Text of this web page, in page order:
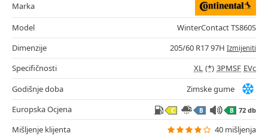
Marka
Model
WinterContact TS860S
Dimenzije
205/60 R17 97H Izmijeniti
Specifičnosti XL (*) 3PMSF EVc
Godišnje doba
Zimske gume
Europska Ocjena
C B B 72 db
Mišljenje klijenta
40 mišljenja